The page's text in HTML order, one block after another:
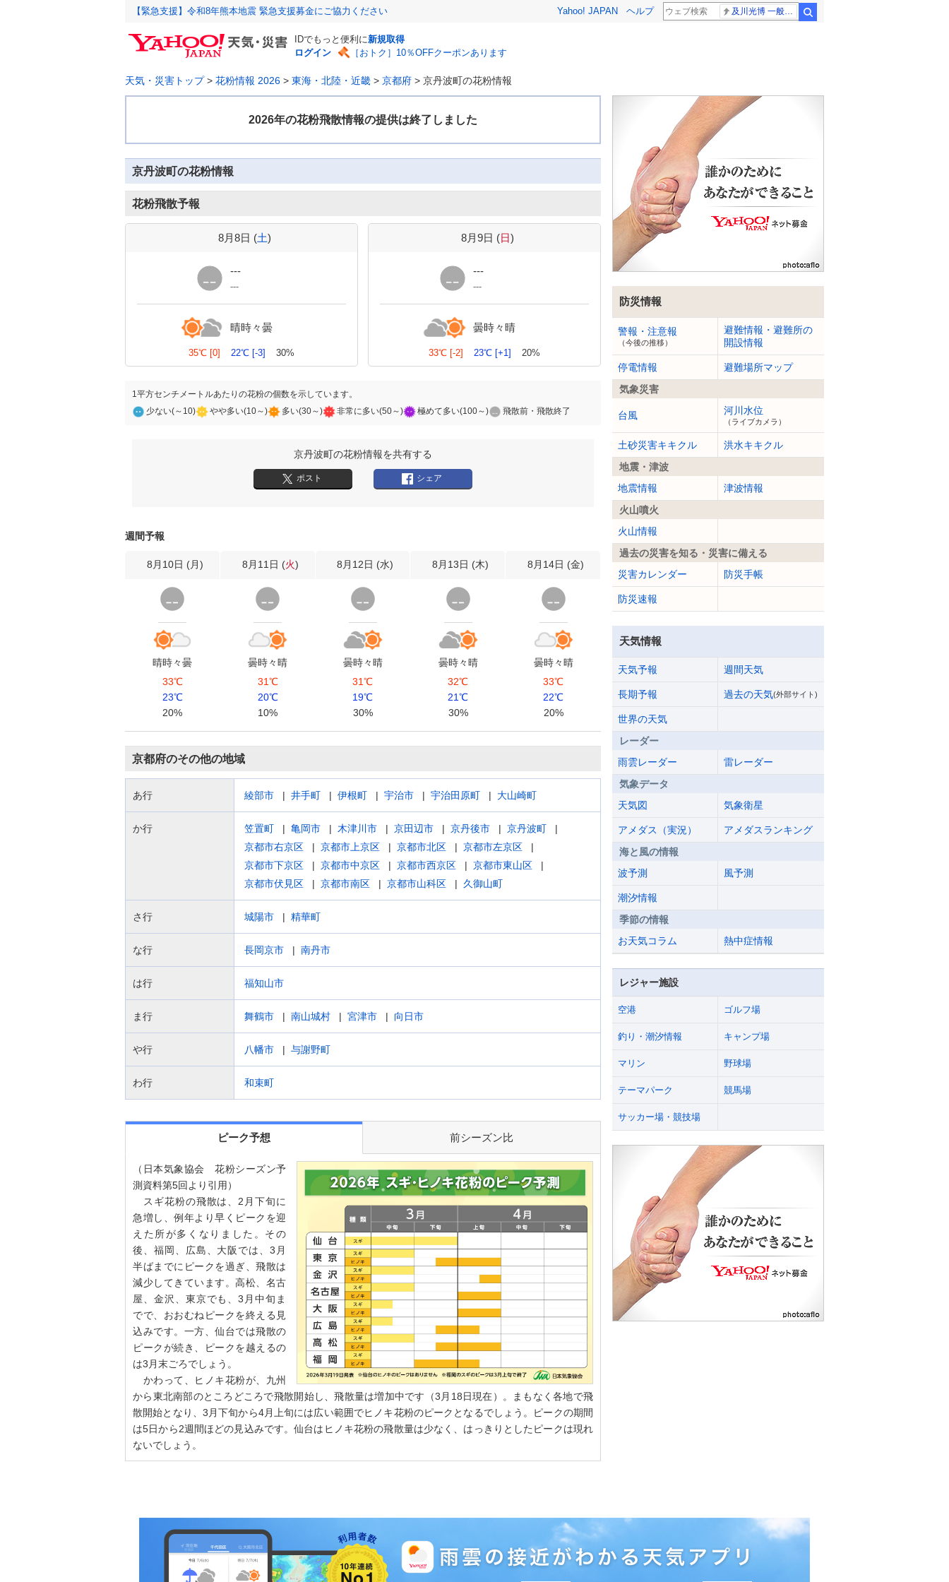
【緊急支援】令和8年熊本地震 緊急支援募金にご協力ください Yahoo! JAPAN ヘルプ
IDでもっと便利に新規取得
ログイン
［おトク］10％OFFクーポンあります
天気・災害トップ> 花粉情報 2026 > 東海・北陸・近畿 > 京都府 > 京丹波町の花粉情報
京丹波町の花粉情報
花粉飛散予報
8月8日 (土)
---
---
晴時々曇
35℃ [0] 22℃ [-3] 30%
8月9日 (日)
---
---
曇時々晴
33℃ [-2] 23℃ [+1] 20%
1平方センチメートルあたりの花粉の個数を示しています。
少ない(～10)
やや多い(10～) 多い(30～) 非常に多い(50～) 極めて多い(100～) 飛散前・飛散終了
京丹波町の花粉情報を共有する
ポスト シェア
週間予報
8月10日 (月)
晴時々曇
33℃
23℃
20%
8月11日 (火)
曇時々晴
31℃
20℃
10%
8月12日 (水)
曇時々晴
31℃
19℃
30%
8月13日 (木)
曇時々晴
32℃
21℃
30%
8月14日 (金)
曇時々晴
33℃
22℃
20%
京都府のその他の地域
あ行 綾部市 井手町 伊根町 宇治市 宇治田原町 大山崎町
か行 笠置町 亀岡市 木津川市 京田辺市 京丹後市
京丹波町
京都市右京区
京都市上京区 京都市北区
京都市左京区
京都市下京区
京都市中京区 京都市西京区
京都市東山区
京都市伏見区
京都市南区 京都市山科区 久御山町
さ行 城陽市 精華町
な行 長岡京市 南丹市
は行 福知山市
ま行 舞鶴市 南山城村 宮津市 向日市
や行 八幡市 与謝野町
わ行 和束町
ピーク予想 前シーズン比
（日本気象協会 花粉シーズン予
測資料第5回より引用）
スギ花粉の飛散は、2月下旬に
急増し、例年より早くピークを迎
えた所が多くなりました。その
後、福岡、広島、大阪では、3月
半ばまでにピークを過ぎ、飛散は
減少してきています。高松、名古
屋、金沢、東京でも、3月中旬ま
でで、おおむねピークを終える見
込みです。一方、仙台では飛散の
ピークが続き、ピークを越えるの
は3月末ごろでしょう。
かわって、ヒノキ花粉が、九州
から東北南部のところどころで飛散開始し、飛散量は増加中です（3月18日現在）。まもなく各地で飛
散開始となり、3月下旬から4月上旬には広い範囲でヒノキ花粉のピークとなるでしょう。ピークの期間
は5日から2週間ほどの見込みです。仙台はヒノキ花粉の飛散量は少なく、はっきりとしたピークは現れ
ないでしょう。
防災情報
警報・注意報
（今後の推移）
避難情報・避難所の
開設情報
停電情報
避難場所マップ
気象災害
台風 河川水位
（ライブカメラ）
土砂災害キキクル
洪水キキクル
地震・津波
地震情報
津波情報
火山噴火
火山情報
過去の災害を知る・災害に備える
災害カレンダー
防災手帳
防災速報
天気情報
天気予報 週間天気
長期予報 過去の天気(外部サイト)
世界の天気
レーダー
雨雲レーダー
雷レーダー
気象データ
天気図
気象衛星
アメダス（実況）
アメダスランキング
海と風の情報
波予測
風予測
潮汐情報
季節の情報
お天気コラム
熱中症情報
レジャー施設
空港 ゴルフ場
釣り・潮汐情報 キャンプ場
マリン 野球場
テーマパーク 競馬場
サッカー場・競技場